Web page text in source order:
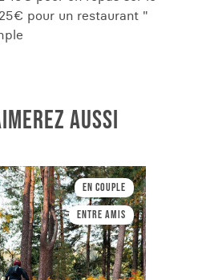
pour un restaurant "
AUSSI
En couple
Entre amis